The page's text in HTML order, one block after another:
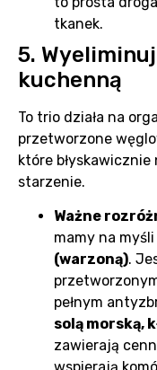
tkanek.
5.
kuchenną
To trio działa na
przetworzone
które
starzenie.
Ważne
mamy na myśli
(warzoną).
pełnym
solą morską,
zawierają